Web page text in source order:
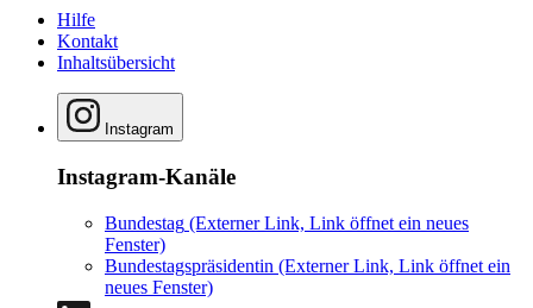
Hilfe
Kontakt
Inhaltsübersicht
Instagram
Instagram-Kanäle
Bundestag (Externer Link, Link öffnet ein neues
Fenster)
Bundestagspräsidentin (Externer Link, Link öffnet ein
neues Fenster)